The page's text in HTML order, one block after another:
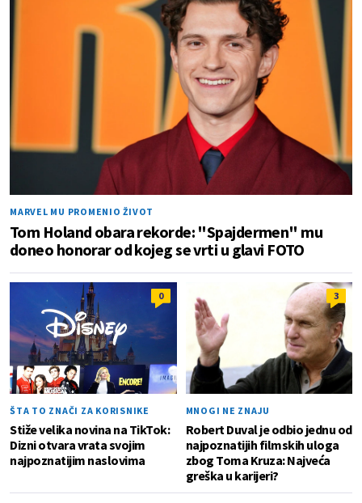
MARVEL MU PROMENIO ŽIVOT
Tom Holand obara rekorde: "Spajdermen" mu
doneo honorar od kojeg se vrti u glavi FOTO
0
ŠTA TO ZNAČI ZA KORISNIKE
Stiže velika novina na TikTok:
Dizni otvara vrata svojim
najpoznatijim naslovima
3
MNOGI NE ZNAJU
Robert Duval je odbio jednu od
najpoznatijih filmskih uloga
zbog Toma Kruza: Najveća
greška u karijeri?